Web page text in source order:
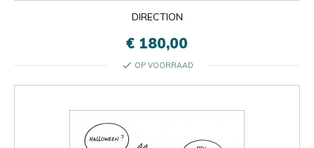
DIRECTION
€ 180,00
check OP VOORRAAD